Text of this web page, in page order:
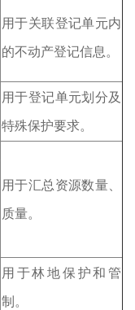
用于关联登记单元内
的不动产登记信息。
用于登记单元划分及
特殊保护要求。
用于汇总资源数量、
质量。
用于林地保护和管
制。